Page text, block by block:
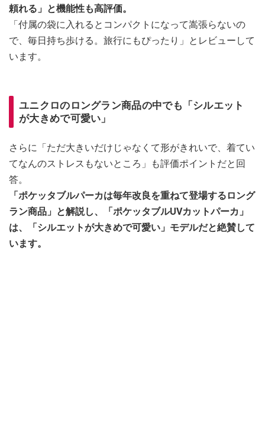
頼れる」と機能性も高評価。
「付属の袋に入れるとコンパクトになって嵩張らないの
で、毎日持ち歩ける。旅行にもぴったり」とレビューして
います。
ユニクロのロングラン商品の中でも「シルエット
が大きめで可愛い」
さらに「ただ大きいだけじゃなくて形がきれいで、着てい
てなんのストレスもないところ」も評価ポイントだと回
答。
「ポケッタブルパーカは毎年改良を重ねて登場するロング
ラン商品」と解説し、「ポケッタブルUVカットパーカ」
は、「シルエットが大きめで可愛い」モデルだと絶賛して
います。